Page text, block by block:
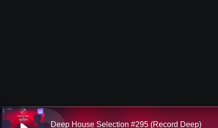
Ш
Deep House Selection #295 (Record Deep)